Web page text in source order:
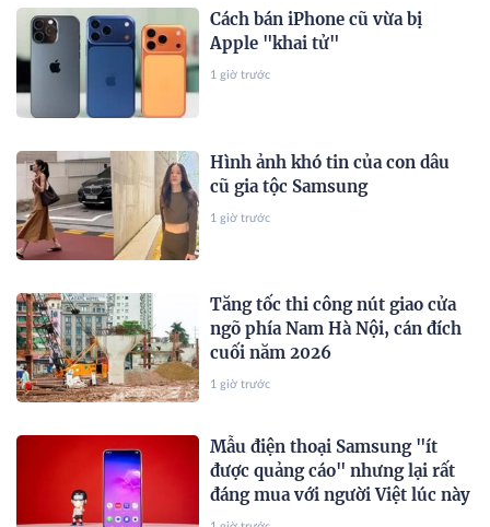
Cách bán iPhone cũ vừa bị
Apple "khai tử"
1 giờ trước
Hình ảnh khó tin của con dâu
cũ gia tộc Samsung
1 giờ trước
Tăng tốc thi công nút giao cửa
ngõ phía Nam Hà Nội, cán đích
cuối năm 2026
1 giờ trước
Mẫu điện thoại Samsung "ít
được quảng cáo" nhưng lại rất
đáng mua với người Việt lúc này